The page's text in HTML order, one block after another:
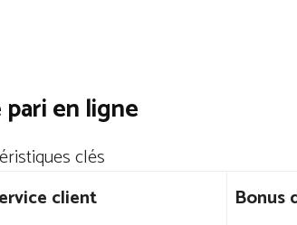
en ligne
clés
client
Bonus